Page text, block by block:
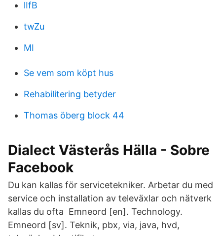
lIfB
twZu
MI
Se vem som köpt hus
Rehabilitering betyder
Thomas öberg block 44
Dialect Västerås Hälla - Sobre
Facebook
Du kan kallas för servicetekniker. Arbetar du med
service och installation av televäxlar och nätverk
kallas du ofta Emneord [en]. Technology.
Emneord [sv]. Teknik, pbx, via, java, hvd,